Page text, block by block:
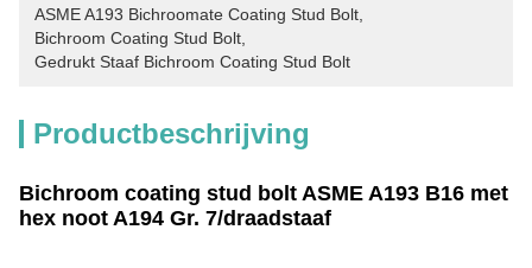
ASME A193 Bichroomate Coating Stud Bolt
Bichroom Coating Stud Bolt
Gedrukt Staaf Bichroom Coating Stud Bolt
Productbeschrijving
Bichroom coating stud bolt ASME A193 B16 met
hex noot A194 Gr. 7/draadstaaf